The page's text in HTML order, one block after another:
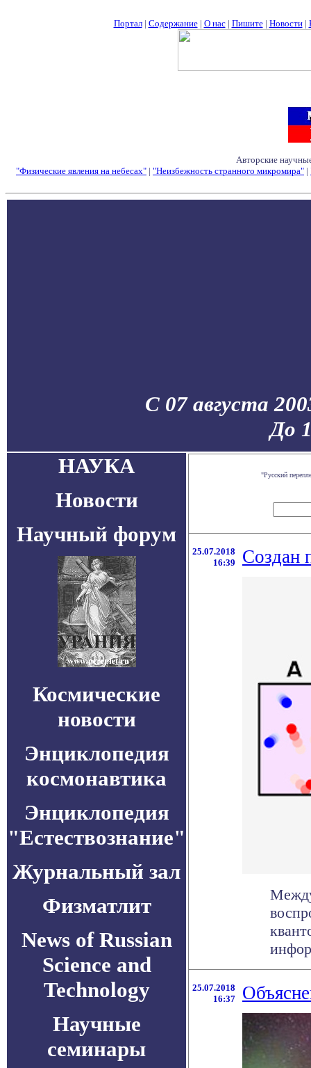
Портал| Содержание| О нас| Пишите| Новости|
Авторские
"Физические явления на небесах" | "Неизбежность странного микромира" |
С 07 августа
До
НАУКА
Новости
Научный форум
Космические
новости
Энциклопедия
космонавтика
Энциклопедия
"Естествознание"
Журнальный зал
Физматлит
News of Russian
Science and
Technology
Научные
семинары
"Русский
25.07.2018
16:39
Создан
25.07.2018
16:37